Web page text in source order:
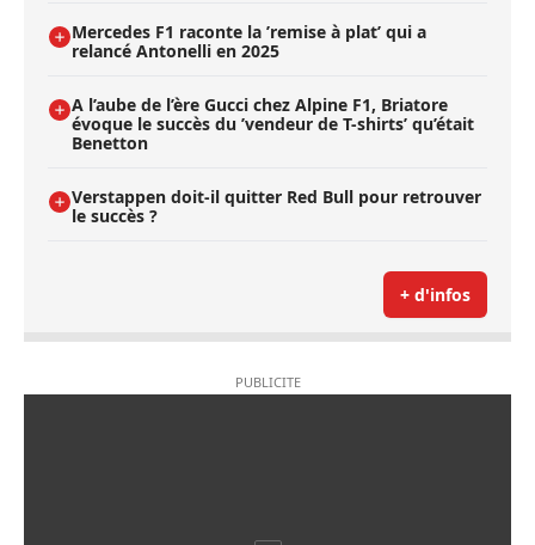
Mercedes F1 raconte la ’remise à plat’ qui a
relancé Antonelli en 2025
A l’aube de l’ère Gucci chez Alpine F1, Briatore
évoque le succès du ’vendeur de T-shirts’ qu’était
Benetton
Verstappen doit-il quitter Red Bull pour retrouver
le succès ?
+ d'infos